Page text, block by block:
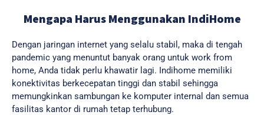
Mengapa Harus Menggunakan IndiHome
Dengan jaringan internet yang selalu stabil, maka di tengah
pandemic yang menuntut banyak orang untuk work from
home, Anda tidak perlu khawatir lagi. Indihome memiliki
konektivitas berkecepatan tinggi dan stabil sehingga
memungkinkan sambungan ke komputer internal dan semua
fasilitas kantor di rumah tetap terhubung.